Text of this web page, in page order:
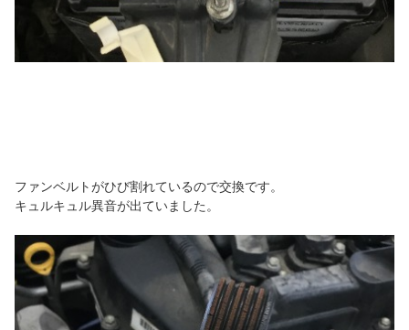
ファンベルトがひび割れているので交換です。
キュルキュル異音が出ていました。